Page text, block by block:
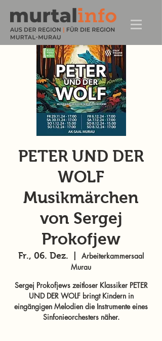
PETER UND DER
WOLF
Musikmärchen
von Sergej
Prokofjew
Fr., 06. Dez.
Arbeiterkammersaal
Murau
Sergej Prokofjews zeitloser Klassiker PETER
UND DER WOLF bringt Kindern in
eingängigen Melodien die Instrumente eines
Sinfonieorchesters näher.